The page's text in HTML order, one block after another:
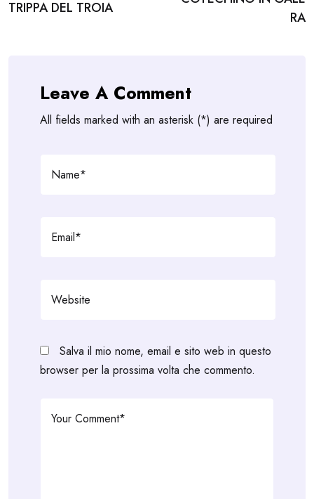
navigation
TRIPPA DEL TROIA
RA
Leave A Comment
All fields marked with an asterisk (*) are required
Salva il mio nome, email e sito web in questo
browser per la prossima volta che commento.